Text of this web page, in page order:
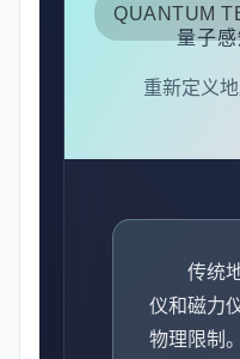
QUANTUM
量子
重新定义
传统
仪和磁力
物理限制